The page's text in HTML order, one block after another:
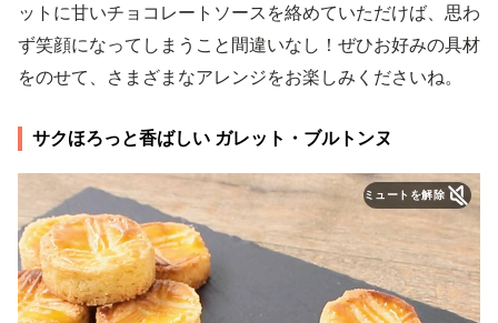
ットに甘いチョコレートソースを絡めていただけば、思わ
ず笑顔になってしまうこと間違いなし！ぜひお好みの具材
をのせて、さまざまなアレンジをお楽しみくださいね。
サクほろっと香ばしい ガレット・ブルトンヌ
ミュートを解除